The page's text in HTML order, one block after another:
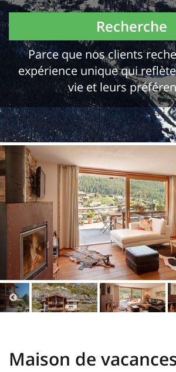
Recherche
Parce que nos clients
expérience unique qui
vie et leurs
Maison de